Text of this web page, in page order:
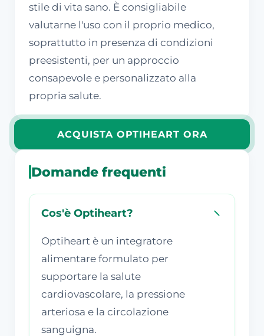
stile di vita sano. È consigliabile
valutarne l'uso con il proprio medico,
soprattutto in presenza di condizioni
preesistenti, per un approccio
consapevole e personalizzato alla
propria salute.
ACQUISTA OPTIHEART ORA
Domande frequenti
Cos'è Optiheart?
Optiheart è un integratore
alimentare formulato per
supportare la salute
cardiovascolare, la pressione
arteriosa e la circolazione
sanguigna.